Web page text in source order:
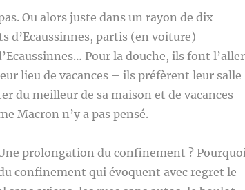
Ou alors juste dans un rayon de dix
d’Ecaussinnes, partis (en voiture)
Pour la douche, ils font
lieu de vacances – ils préfèrent leur salle
du meilleur de sa maison et de vacances
Macron n’y a pas pensé.
prolongation du confinement ?
confinement qui évoquent avec regret le